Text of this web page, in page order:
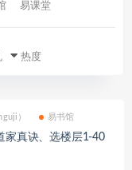
易课堂
热度
） 易书馆
家真诀、选楼层1-40